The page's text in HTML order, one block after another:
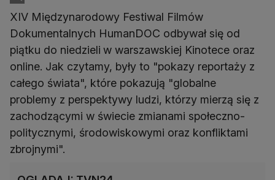
HumanDOC
XIV Międzynarodowy Festiwal Filmów
Dokumentalnych HumanDOC odbywał się od
piątku do niedzieli w warszawskiej Kinotece oraz
online. Jak czytamy, były to "pokazy reportaży z
całego świata", które pokazują "globalne
problemy z perspektywy ludzi, którzy mierzą się z
zachodzącymi w świecie zmianami społeczno-
politycznymi, środowiskowymi oraz konfliktami
zbrojnymi".